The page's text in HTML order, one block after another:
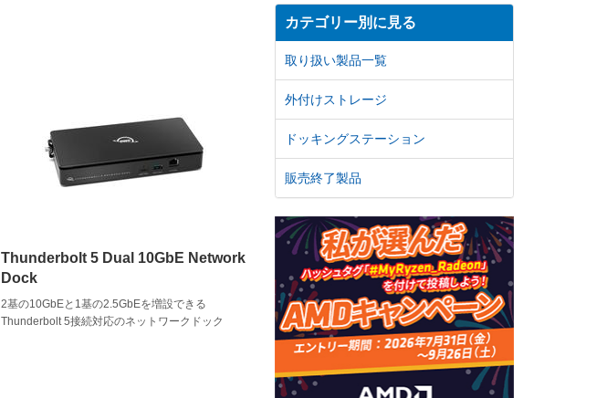
Thunderbolt 5 Dual 10GbE Network
Dock
2基の10GbEと1基の2.5GbEを増設できる
Thunderbolt 5接続対応のネットワークドック
カテゴリー別に見る
取り扱い製品一覧
外付けストレージ
ドッキングステーション
販売終了製品